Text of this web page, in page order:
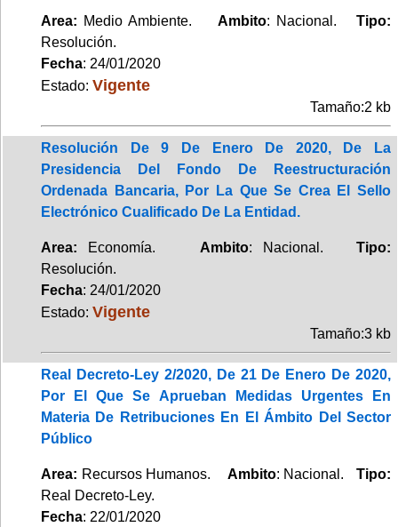
Area: Medio Ambiente.Ambito: Nacional.Tipo:
Resolución.
Fecha: 24/01/2020
Estado: Vigente
Tamaño:2 kb
Resolución De 9 De Enero De 2020, De La
Presidencia Del Fondo De Reestructuración
Ordenada Bancaria, Por La Que Se Crea El Sello
Electrónico Cualificado De La Entidad.
Area: Economía. Ambito: Nacional.Tipo:
Resolución.
Fecha: 24/01/2020
Estado: Vigente
Tamaño:3 kb
Real Decreto-Ley 2/2020, De 21 De Enero De 2020,
Por El Que Se Aprueban Medidas Urgentes En
Materia De Retribuciones En El Ámbito Del Sector
Público
Area: Recursos Humanos. Ambito: Nacional.Tipo:
Real Decreto-Ley.
Fecha: 22/01/2020